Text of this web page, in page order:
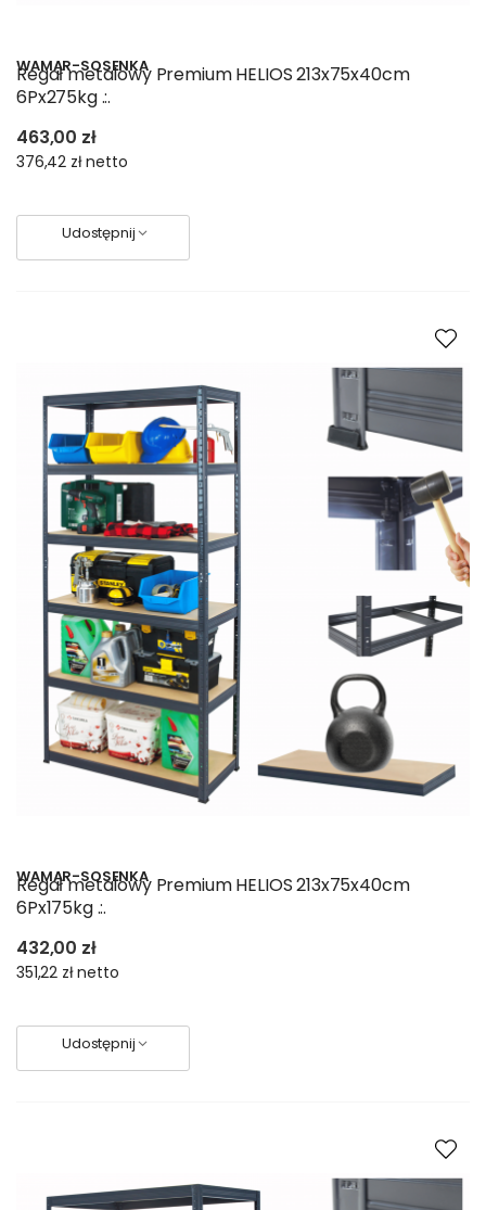
WAMAR-SOSENKA
Regał metalowy Premium HELIOS 213x75x40cm
6Px275kg .:.
463,00 zł
376,42 złnetto
Udostępnij
WAMAR-SOSENKA
Regał metalowy Premium HELIOS 213x75x40cm
6Px175kg .:.
432,00 zł
351,22 złnetto
Udostępnij